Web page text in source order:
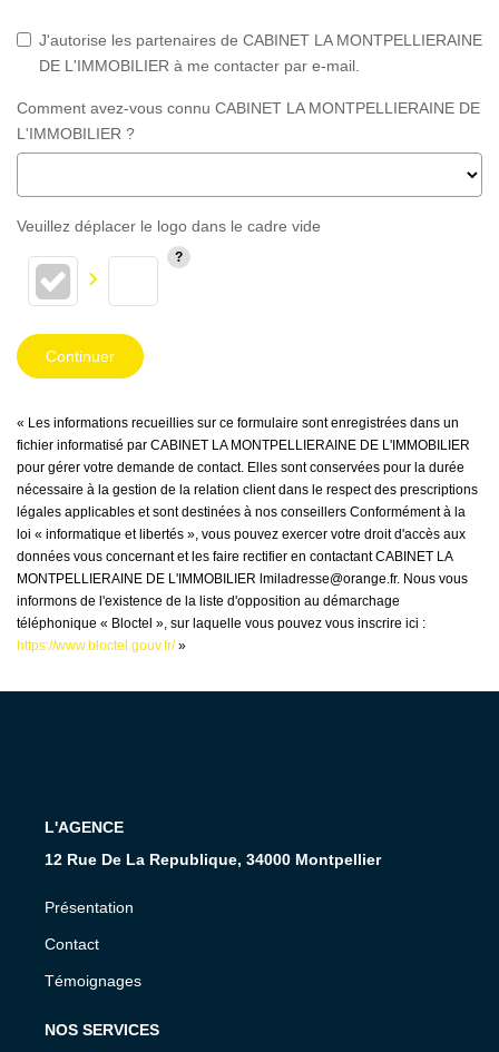
J'autorise les partenaires de CABINET LA MONTPELLIERAINE
DE L'IMMOBILIER à me contacter par e-mail.
Comment avez-vous connu CABINET LA MONTPELLIERAINE DE
L'IMMOBILIER ?
Veuillez déplacer le logo dans le cadre vide
Continuer
« Les informations recueillies sur ce formulaire sont enregistrées dans un
fichier informatisé par CABINET LA MONTPELLIERAINE DE L'IMMOBILIER
pour gérer votre demande de contact. Elles sont conservées pour la durée
nécessaire à la gestion de la relation client dans le respect des prescriptions
légales applicables et sont destinées à nos conseillers Conformément à la
loi « informatique et libertés », vous pouvez exercer votre droit d'accès aux
données vous concernant et les faire rectifier en contactant CABINET LA
MONTPELLIERAINE DE L'IMMOBILIER lmiladresse@orange.fr. Nous vous
informons de l'existence de la liste d'opposition au démarchage
téléphonique « Bloctel », sur laquelle vous pouvez vous inscrire ici :
https://www.bloctel.gouv.fr/»
L'AGENCE
12 Rue De La Republique, 34000 Montpellier
Présentation
Contact
Témoignages
NOS SERVICES